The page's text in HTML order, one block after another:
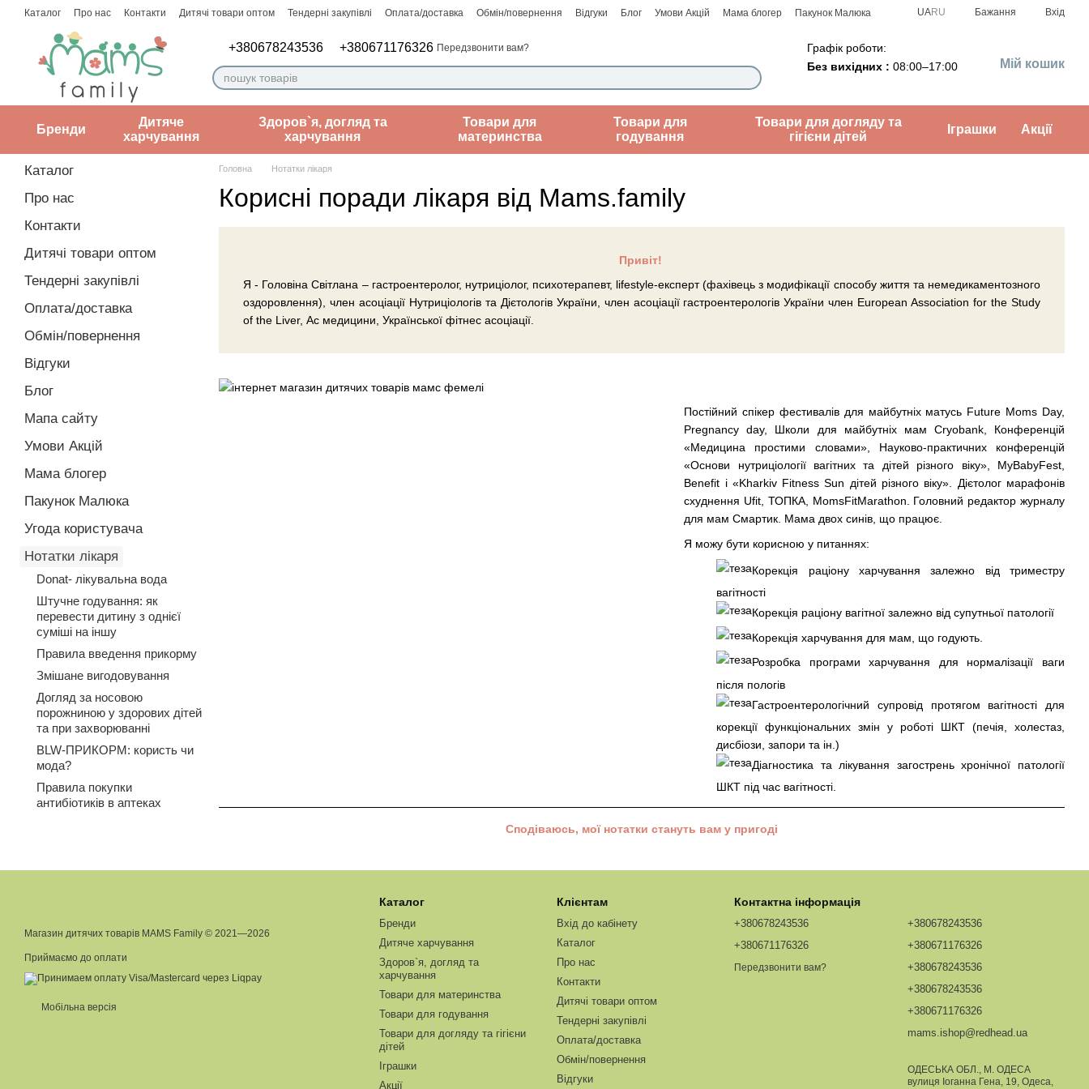
Перейти до основного контенту
Каталог Про нас Контакти Дитячі товари оптом Тендерні закупівлі Оплата/доставка Обмін/повернення Відгуки Блог Умови Акцій Мама блогер
Пакунок Малюка
UARU Бажання Вхід
+380678243536 +380671176326 Передзвонити вам?
Графік роботи:
Без вихідних : 08:00–17:00 Мій кошик
Бренди
Дитяче
харчування
Здоров`я, догляд та
харчування
Товари для
материнства
Товари для
годування
Товари для догляду та
гігієни дітей
Іграшки Акції
Головна Нотатки лікаря
Корисні поради лікаря від Mams.family
Привіт!
Я - Головіна Світлана – гастроентеролог, нутриціолог, психотерапевт, lifestyle-експерт (фахівець з модифікації способу життя та немедикаментозного
оздоровлення), член асоціації Нутриціологів та Дієтологів України, член асоціації гастроентерологів України член European Association for the Study
of the Liver, Ас медицини, Української фітнес асоціації.
Постійний спікер фестивалів для майбутніх матусь Future Moms Day,
Pregnancy day, Школи для майбутніх мам Crуobank, Конференцій
«Медицина простими словами», Науково-практичних конференцій
«Основи нутриціології вагітних та дітей різного віку», MyBabyFest,
Benefit і «Kharkiv Fitness Sun дітей різного віку». Дієтолог марафонів
схуднення Ufit, ТОПКА, MomsFitMarathon. Головний редактор журналу
для мам Смартик. Мама двох синів, що працює.
Я можу бути корисною у питаннях:
Корекція раціону харчування залежно від триместру
вагітності
Корекція раціону вагітної залежно від супутньої патології
Корекція харчування для мам, що годують.
Розробка програми харчування для нормалізації ваги
після пологів
Гастроентерологічний супровід протягом вагітності для
корекції функціональних змін у роботі ШКТ (печія, холестаз,
дисбіози, запори та ін.)
Діагностика та лікування загострень хронічної патології
ШКТ під час вагітності.
Сподіваюсь, мої нотатки стануть вам у пригоді
Каталог
Про нас
Контакти
Дитячі товари оптом
Тендерні закупівлі
Оплата/доставка
Обмін/повернення
Відгуки
Блог
Мапа сайту
Умови Акцій
Мама блогер
Пакунок Малюка
Угода користувача
Нотатки лікаря
Donat- лікувальна вода
Штучне годування: як
перевести дитину з однієї
суміші на іншу
Правила введення прикорму
Змішане вигодовування
Догляд за носовою
порожниною у здорових дітей
та при захворюванні
BLW-ПРИКОРМ: користь чи
мода?
Правила покупки
антибіотиків в аптеках
Магазин дитячих товарів MAMS Family © 2021—2026
Приймаємо до оплати
Мобільна версія
Каталог
Бренди
Дитяче харчування
Здоров`я, догляд та
харчування
Товари для материнства
Товари для годування
Товари для догляду та гігієни
дітей
Іграшки
Акції
Клієнтам
Вхід до кабінету
Каталог
Про нас
Контакти
Дитячі товари оптом
Тендерні закупівлі
Оплата/доставка
Обмін/повернення
Відгуки
Контактна інформація
+380678243536
+380671176326
Передзвонити вам?
+380678243536
+380671176326
+380678243536
+380678243536
+380671176326
mams.ishop@redhead.ua
ОДЕСЬКА ОБЛ., М. ОДЕСА
вулиця Іоганна Гена, 19, Одеса,